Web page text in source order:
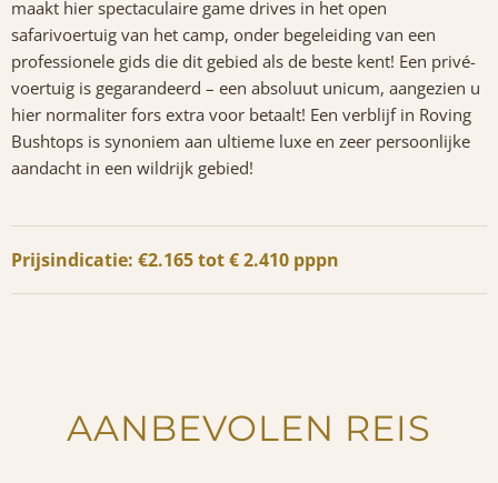
maakt hier spectaculaire game drives in het open
safarivoertuig van het camp, onder begeleiding van een
professionele gids die dit gebied als de beste kent! Een privé-
voertuig is gegarandeerd – een absoluut unicum, aangezien u
hier normaliter fors extra voor betaalt! Een verblijf in Roving
Bushtops is synoniem aan ultieme luxe en zeer persoonlijke
aandacht in een wildrijk gebied!
Prijsindicatie: €2.165 tot € 2.410 pppn
AANBEVOLEN REIS